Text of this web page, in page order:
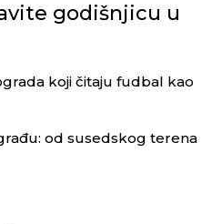
godišnjicu u
koji čitaju fudbal kao
od susedskog terena